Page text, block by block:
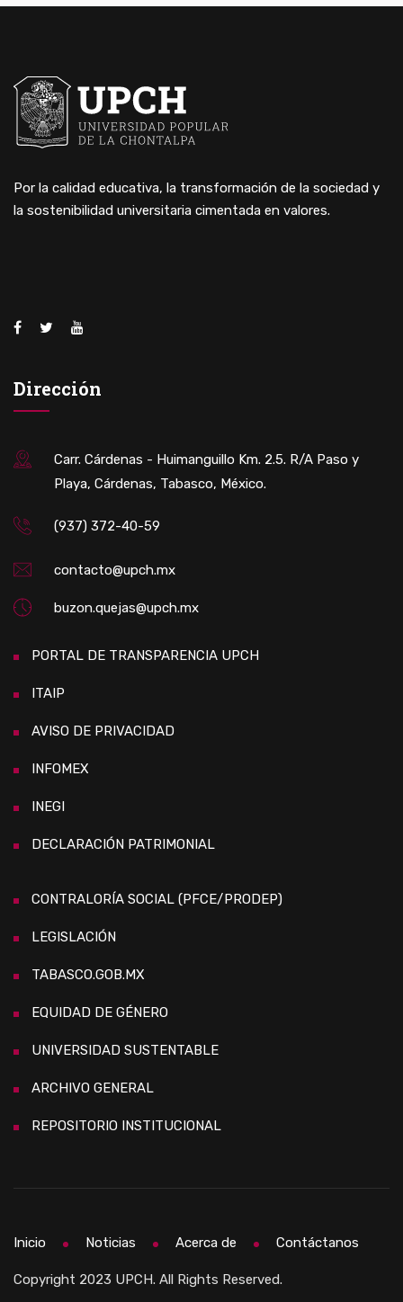
Por la calidad educativa, la transformación de la sociedad y
la sostenibilidad universitaria cimentada en valores.
Dirección
Carr. Cárdenas - Huimanguillo Km. 2.5. R/A Paso y
Playa, Cárdenas, Tabasco, México.
(937) 372-40-59
contacto@upch.mx
buzon.quejas@upch.mx
PORTAL DE TRANSPARENCIA UPCH
ITAIP
AVISO DE PRIVACIDAD
INFOMEX
INEGI
DECLARACIÓN PATRIMONIAL
CONTRALORÍA SOCIAL (PFCE/PRODEP)
LEGISLACIÓN
TABASCO.GOB.MX
EQUIDAD DE GÉNERO
UNIVERSIDAD SUSTENTABLE
ARCHIVO GENERAL
REPOSITORIO INSTITUCIONAL
Copyright 2023 UPCH. All Rights Reserved.
Inicio Noticias Acerca de Contáctanos